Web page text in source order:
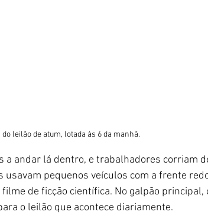
do leilão de atum, lotada às 6 da manhã.
a andar lá dentro, e trabalhadores corriam
pequenos veículos com a frente
de ficção científica. No galpão principal,
o leilão que acontece diariamente.